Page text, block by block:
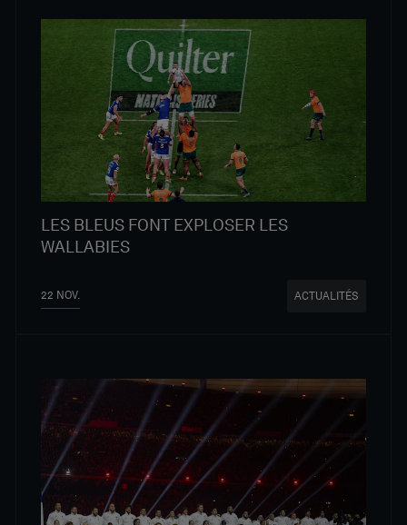
LES BLEUS FONT EXPLOSER LES
WALLABIES
22 NOV. ACTUALITÉS